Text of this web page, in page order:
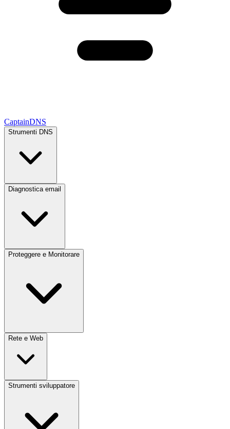
CaptainDNS
Strumenti DNS
Diagnostica email
Proteggere e Monitorare
Rete e Web
Strumenti sviluppatore